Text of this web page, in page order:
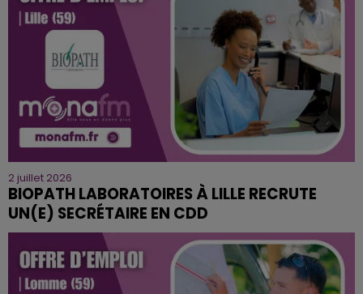
2 juillet 2026
BIOPATH LABORATOIRES À LILLE RECRUTE
UN(E) SECRÉTAIRE EN CDD